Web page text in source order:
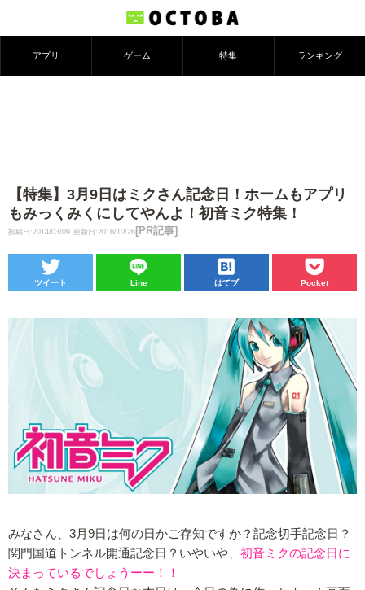
アプリ ゲーム 特集 ランキング
【特集】3月9日はミクさん記念日！ホームもアプリ
もみっくみくにしてやんよ！初音ミク特集！
投稿日:2014/03/09 更新日:2016/10/26 [PR記事]
ツイート Line はてブ Pocket
みなさん、3月9日は何の日かご存知ですか？記念切手記念日？
関門国道トンネル開通記念日？いやいや、 初音ミクの記念日に
決まっているでしょうーー！！